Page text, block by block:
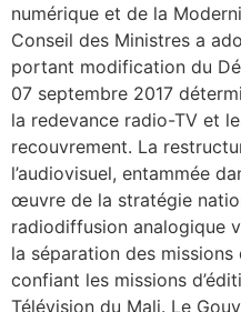
numérique et de la
Conseil des Ministres a
portant modification du
07 septembre 2017
la redevance radio-TV et
recouvrement. La
l’audiovisuel, entammée
œuvre de la stratégie
radiodiffusion analogique
la séparation des
confiant les missions
Télévision du Mali. Le